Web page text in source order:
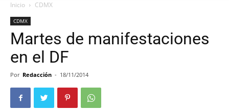
Inicio CDMX
CDMX
Martes de manifestaciones
en el DF
Por Redacción - 18/11/2014